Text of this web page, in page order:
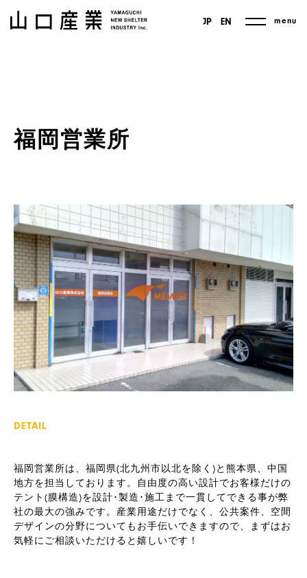
JP EN menu
福岡営業所
DETAIL
福岡営業所は、福岡県(北九州市以北を除く)と熊本県、中国
地方を担当しております。自由度の高い設計でお客様だけの
テント(膜構造)を設計･製造･施工まで一貫してできる事が弊
社の最大の強みです。産業用途だけでなく、公共案件、空間
デザインの分野についてもお手伝いできますので、まずはお
気軽にご相談いただけると嬉しいです！